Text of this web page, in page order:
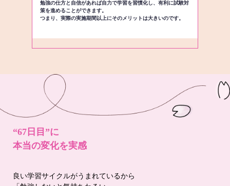
勉強の仕方と自信があれば自力で学習を習慣化し、有利に試験対
策を進めることができます。
つまり、実際の実施期間以上にそのメリットは大きいのです。
“67日目”に
本当の変化を実感
良い学習サイクルがうまれているから